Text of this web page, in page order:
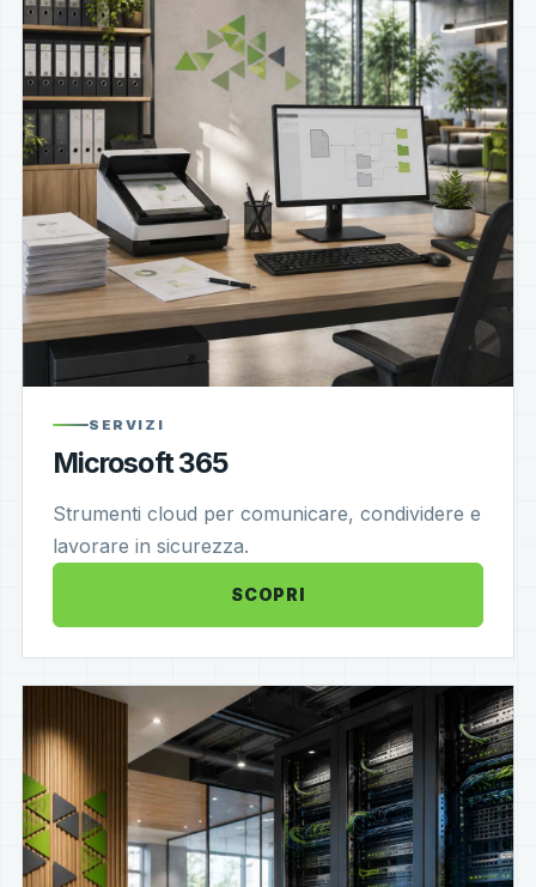
SERVIZI
Microsoft 365
Strumenti cloud per comunicare, condividere e
lavorare in sicurezza.
SCOPRI